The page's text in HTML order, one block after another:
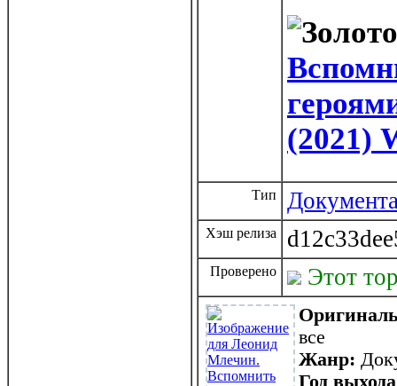
(2021)
Тип
Хэш релиза
Проверено Этот
все
Жанр:
Год